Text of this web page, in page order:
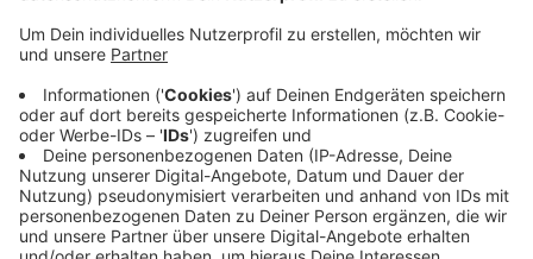
Anzeige
Beide Angeklagten wurden freigesprochen. Das
Gericht sah es als nicht erwiesen an, dass die zwei
Männer für den Mord und die Zerstückelung der
Leiche des Opfers verantwortlich sind. Dem